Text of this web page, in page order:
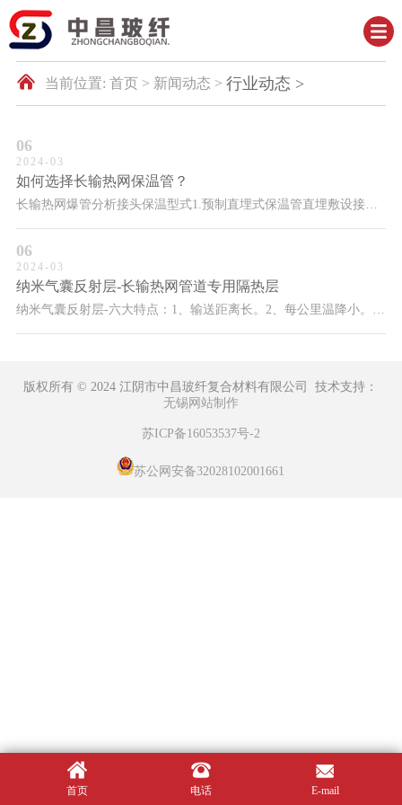
当前位置: 首页 > 新闻动态 > 行业动态 >
06
2024-03
如何选择长输热网保温管？
长输热网爆管分析接头保温型式1.预制直埋式保温管直埋敷设接头保温。电热熔套接头保温，首先电热熔套材质和预制直埋式保温管外护管材质，熔融指数一致，材质本身是管道级
06
2024-03
纳米气囊反射层-长输热网管道专用隔热层
纳米气囊反射层-六大特点：1、输送距离长。2、每公里温降小。3、每公里压降小。4、输送能耗小，采用“长输热网专用新型绝热保温材料-双层纳米气囊反辐射层“并结合使
版权所有 © 2024 江阴市中昌玻纤复合材料有限公司 技术支持：
无锡网站制作
苏ICP备16053537号-2
苏公网安备32028102001661
首页 电话 E-mail